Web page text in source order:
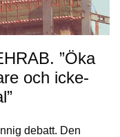
”Öka
och icke-
debatt. Den